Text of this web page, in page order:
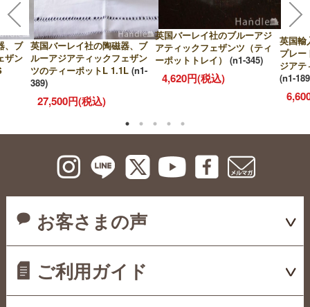
、ブ
ザン
英国バーレイ社の陶磁器、ブ
ルーアジアティックフェザン
ツのティーポットL 1.1L (n1-
389)
27,500円(税込)
英国バーレイ社のブルーアジ
アティックフェザンツ（ティ
ーポットトレイ）
(n1-345)
4,620円(税込)
英国
プレー
ジアテ
(n1-
お客さまの声
ご利用ガイド